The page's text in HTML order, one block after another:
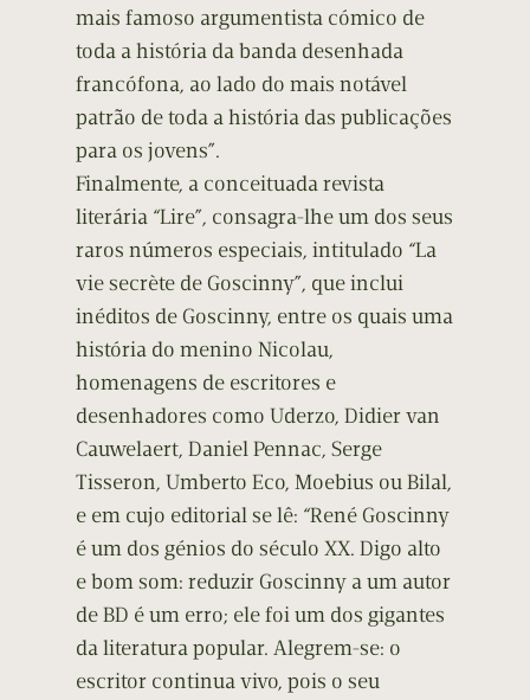
mais famoso argumentista cómico de
toda a história da banda desenhada
francófona, ao lado do mais notável
patrão de toda a história das publicações
para os jovens”.
Finalmente, a conceituada revista
literária “Lire”, consagra-lhe um dos seus
raros números especiais, intitulado “La
vie secrète de Goscinny”, que inclui
inéditos de Goscinny, entre os quais uma
história do menino Nicolau,
homenagens de escritores e
desenhadores como Uderzo, Didier van
Cauwelaert, Daniel Pennac, Serge
Tisseron, Umberto Eco, Moebius ou Bilal,
e em cujo editorial se lê: “René Goscinny
é um dos génios do século XX. Digo alto
e bom som: reduzir Goscinny a um autor
de BD é um erro; ele foi um dos gigantes
da literatura popular. Alegrem-se: o
escritor continua vivo, pois o seu